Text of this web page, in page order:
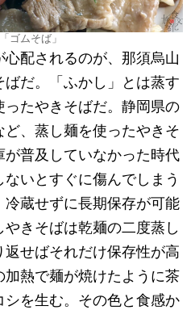
ゴムそば」
配されるのが、那須烏山
だ。「ふかし」とは蒸す
たやきそばだ。静岡県の
、蒸し麺を使ったやきそ
普及していなかった時代
いとすぐに傷んでしまう
蔵せずに長期保存が可能
きそばは乾麺の二度蒸し
せばそれだけ保存性が高
加熱で麺が焼けたように茶
を生む。その色と食感か